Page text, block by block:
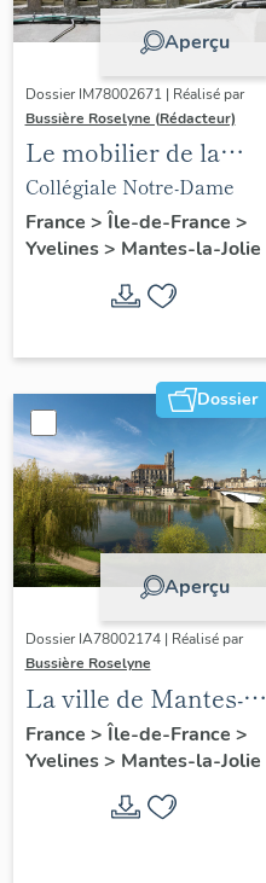
Aperçu
Dossier IM78002671 | Réalisé par
Bussière Roselyne (Rédacteur)
Le mobilier de la
collégiale
Collégiale Notre-Dame
France > Île-de-France >
Yvelines> Mantes-la-Jolie
Dossier
Aperçu
Dossier IA78002174 | Réalisé par
Bussière Roselyne
La ville de Mantes-la-
Jolie
France > Île-de-France >
Yvelines> Mantes-la-Jolie